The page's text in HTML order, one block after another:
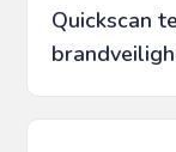
Quickscan